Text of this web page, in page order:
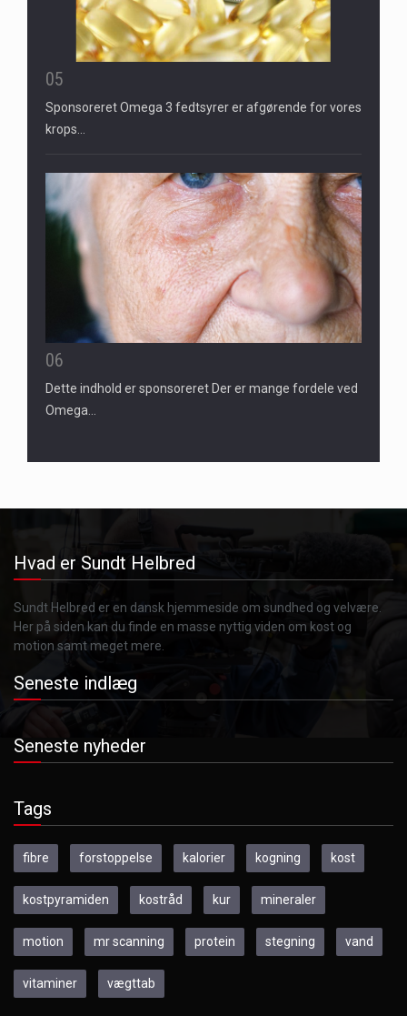
05
Sponsoreret Omega 3 fedtsyrer er afgørende for vores
krops…
06
Dette indhold er sponsoreret Der er mange fordele ved
Omega…
Hvad er Sundt Helbred
Sundt Helbred er en dansk hjemmeside om sundhed og velvære.
Her på siden kan du finde en masse nyttig viden om kost og
motion samt meget mere.
Seneste indlæg
Seneste nyheder
Tags
fibre forstoppelse kalorier kogning kost
kostpyramiden kostråd kur mineraler
motion mr scanning protein stegning vand
vitaminer vægttab